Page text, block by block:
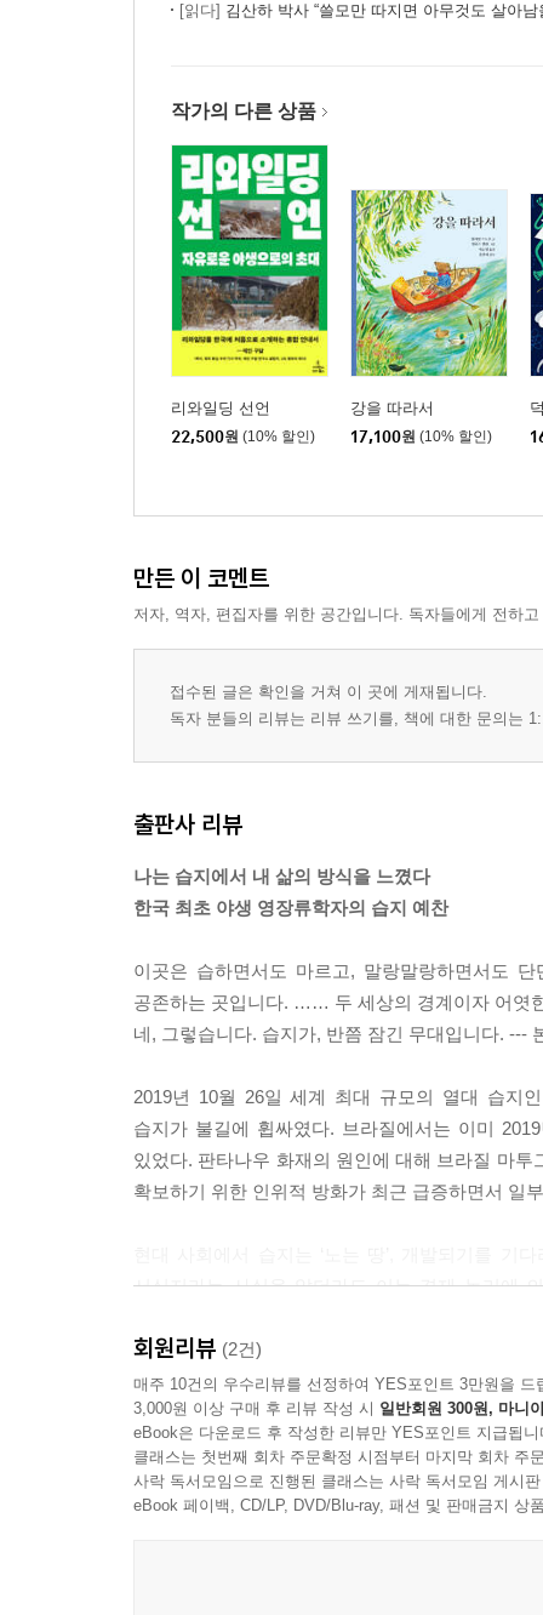
[읽다] 김산하 박사 “쓸모만 따지면 아무것도 살아남
작가의 다른 상품
리와일딩 선언
22,500원 (10% 할인)
강을 따라서
17,100원 (10% 할인)
만든 이 코멘트
저자, 역자, 편집자를 위한 공간입니다. 독자들에게 전하
접수된 글은 확인을 거쳐 이 곳에 게재됩니다.
독자 분들의 리뷰는 리뷰 쓰기를, 책에 대한 문의는
출판사 리뷰
나는 습지에서 내 삶의 방식을 느꼈다
한국 최초 야생 영장류학자의 습지 예찬
이곳은 습하면서도 마르고, 말랑말랑하면서도
공존하는 곳입니다. …… 두 세상의 경계이자 어엿
네, 그렇습니다. 습지가, 반쯤 잠긴 무대입니다. ---
2019년 10월 26일 세계 최대 규모의 열대 습지
습지가 불길에 휩싸였다. 브라질에서는 이미
있었다. 판타나우 화재의 원인에 대해 브라질 마
확보하기 위한 인위적 방화가 최근 급증하면서 일
서식지라는 사실을 알더라도 이는 경제 논리에
발휘하지 못한다. 그저 환경이 보전되고 있다
공감하지만 생태학적 지식을 접할 기회가 많지
것까지 경험하지 못한 사람들에게는 새로운 형식
생태학과 예술의 통섭을 모색하고 실천하면
『습지주의자』가 이번에 (주)사이언스북스에서
회원리뷰 (2건)
매주 10건의 우수리뷰를 선정하여 YES포인트 3만원을 드
3,000원 이상 구매 후 리뷰 작성 시 일반회원 300원, 마니
eBook은 다운로드 후 작성한 리뷰만 YES포인트 지급됩니
클래스는 첫번째 회차 주문확정 시점부터 마지막 회차 주
사락 독서모임으로 진행된 클래스는 사락 독서모임 게시
eBook 페이백, CD/LP, DVD/Blu-ray, 패션 및 판매금지 상